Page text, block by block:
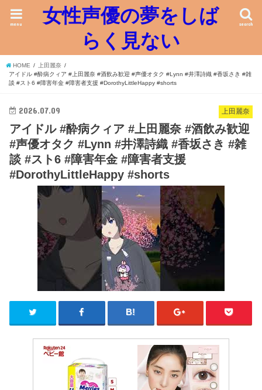
女性声優の夢をしば
らく見ない
search
menu
HOME
上田麗奈
アイドル #酔病クィア #上田麗奈 #酒飲み歓迎 #声優オタク #Lynn #井澤詩織 #香坂さき #雑
談 #スト6 #障害年金 #障害者支援 #DorothyLittleHappy #shorts
上田麗奈
2026.07.09
アイドル #酔病クィア #上田麗奈 #酒飲み歓迎
#声優オタク #Lynn #井澤詩織 #香坂さき #雑
談 #スト6 #障害年金 #障害者支援
#DorothyLittleHappy #shorts